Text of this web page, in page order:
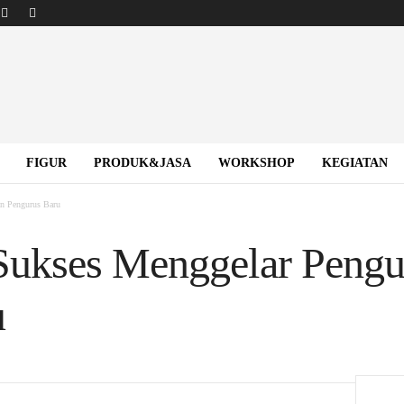
FIGUR PRODUK&JASA WORKSHOP KEGIATAN
Pengurus Baru
Menggelar